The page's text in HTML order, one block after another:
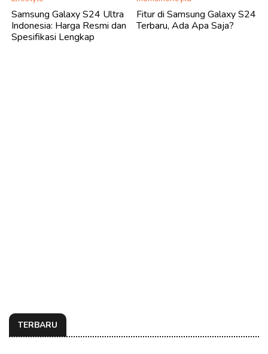
Samsung Galaxy S24 Ultra
Indonesia: Harga Resmi dan
Spesifikasi Lengkap
Fitur di Samsung Galaxy S24
Terbaru, Ada Apa Saja?
TERBARU